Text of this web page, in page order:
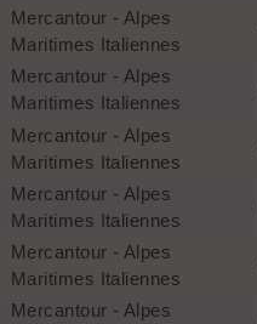
Mercantour - Alpes
Maritimes Italiennes
Mercantour - Alpes
Maritimes Italiennes
Mercantour - Alpes
Maritimes Italiennes
Mercantour - Alpes
Maritimes Italiennes
Mercantour - Alpes
Maritimes Italiennes
Mercantour - Alpes